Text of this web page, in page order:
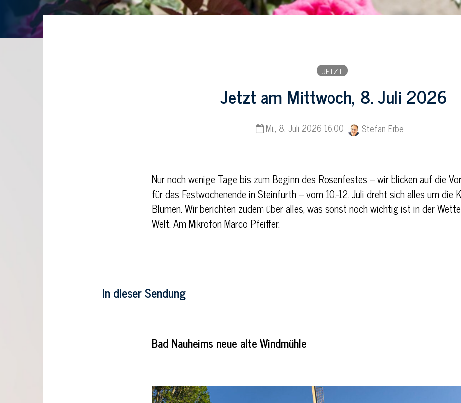
JETZT
Jetzt am Mittwoch, 8. Juli 2026
Mi., 8. Juli 2026 16:00 Stefan Erbe
Nur noch wenige Tage bis zum Beginn des Rosenfestes – wir blicken auf die
für das Festwochenende in Steinfurth – vom 10.-12. Juli dreht sich alles um die
Blumen. Wir berichten zudem über alles, was sonst noch wichtig ist in der
Welt. Am Mikrofon Marco Pfeiffer.
In dieser Sendung
Bad Nauheims neue alte Windmühle